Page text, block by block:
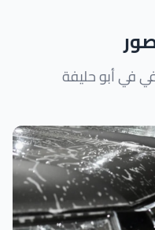
في أبو حليفة